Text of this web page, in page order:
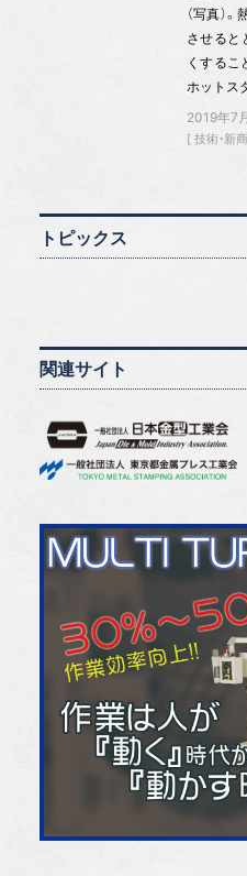
（写真）
させると
くするこ
ホットス
2019年7
技術・新
トピックス
関連サイト